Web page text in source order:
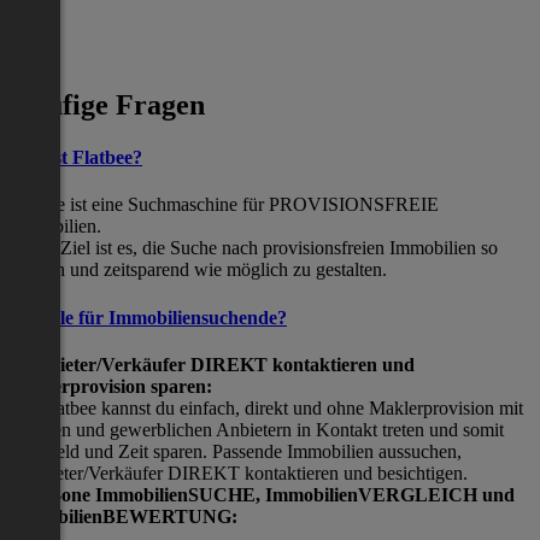
Häufige Fragen
Was ist Flatbee?
Flatbee ist eine Suchmaschine für PROVISIONSFREIE
Immobilien.
Unser Ziel ist es, die Suche nach provisionsfreien Immobilien so
einfach und zeitsparend wie möglich zu gestalten.
Vorteile für Immobiliensuchende?
Viermieter/Verkäufer DIREKT kontaktieren und
Maklerprovision sparen:
Mit Flatbee kannst du einfach, direkt und ohne Maklerprovision mit
privaten und gewerblichen Anbietern in Kontakt treten und somit
viel Geld und Zeit sparen. Passende Immobilien aussuchen,
Vermieter/Verkäufer DIREKT kontaktieren und besichtigen.
All-in-one ImmobilienSUCHE, ImmobilienVERGLEICH und
ImmobilienBEWERTUNG: